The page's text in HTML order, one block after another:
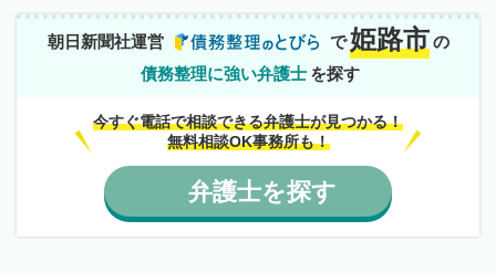
朝日新聞社運営 で 姫路市 の
債務整理に強い弁護士 を探す
今すぐ電話で相談できる弁護士が見つかる！
無料相談OK事務所も！
弁護士を探す